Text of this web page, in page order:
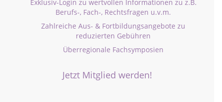
Exklusiv-Login zu wertvollen Informationen zu z.B.
Berufs-, Fach-, Rechtsfragen u.v.m.
Zahlreiche Aus- & Fortbildungsangebote zu
reduzierten Gebühren
Überregionale Fachsymposien
Jetzt Mitglied werden!